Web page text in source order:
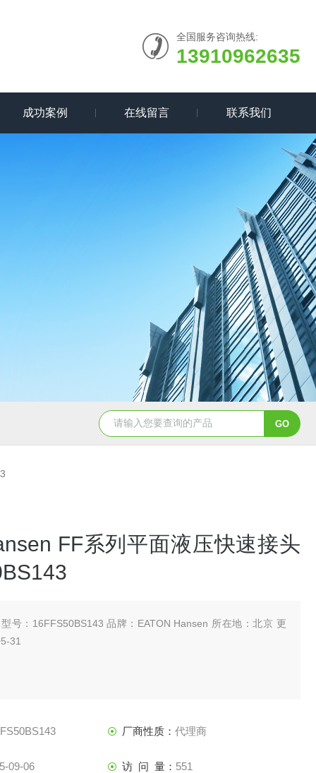
全国服务咨询热线:
13910962635
成功案例 在线留言 联系我们
5347信德迈代理Parker 45度绝缘防水接头 5353信
FF系列平面液压快速接头
号：16FFS50BS143 品牌：EATON Hansen 所在地：北京 更
31
厂商性质： 代理商
09-06 访 问 量： 551